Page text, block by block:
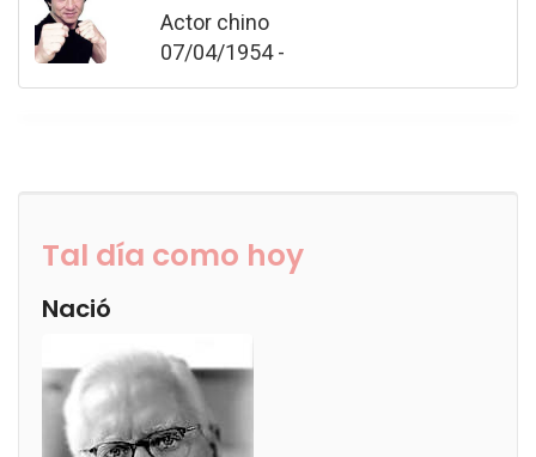
Actor chino
07/04/1954 -
Tal día como hoy
Nació